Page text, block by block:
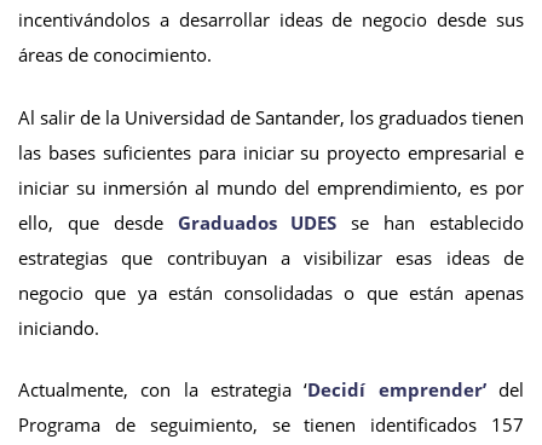
incentivándolos a desarrollar ideas de negocio desde sus
áreas de conocimiento.
Al salir de la Universidad de Santander, los graduados tienen
las bases suficientes para iniciar su proyecto empresarial e
iniciar su inmersión al mundo del emprendimiento, es por
ello, que desde Graduados UDES se han establecido
estrategias que contribuyan a visibilizar esas ideas de
negocio que ya están consolidadas o que están apenas
iniciando.
Actualmente, con la estrategia ‘Decidí emprender’del
Programa de seguimiento, se tienen identificados 157